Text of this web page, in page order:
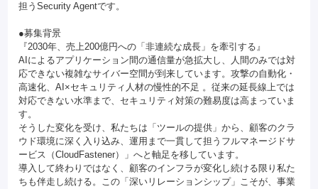
担うSecurity Agentです。
●募集背景
『2030年、売上200億円への「非連続な成長」を牽引する』
AIによるアプリケーション間の通信量が急拡大し、人間のみでは対
応できない複雑なサイバー空間が到来しています。攻撃の自動化・
高速化、AI×セキュリティ人材の慢性的不足 。従来の延長線上では
対応できない水準まで、セキュリティ対策の難易度は高まっていま
す。
そうした変化を受け、私たちは「ツールの提供」から、顧客のクラ
ウド環境に深く入り込み、運用まで一貫して担うフルマネージドサ
ービス（CloudFastener）」へと軸足を移しています。
導入して終わりではなく、顧客のインフラが変化し続ける限り私た
ちも伴走し続ける。この「深いリレーションシップ」こそが、事業